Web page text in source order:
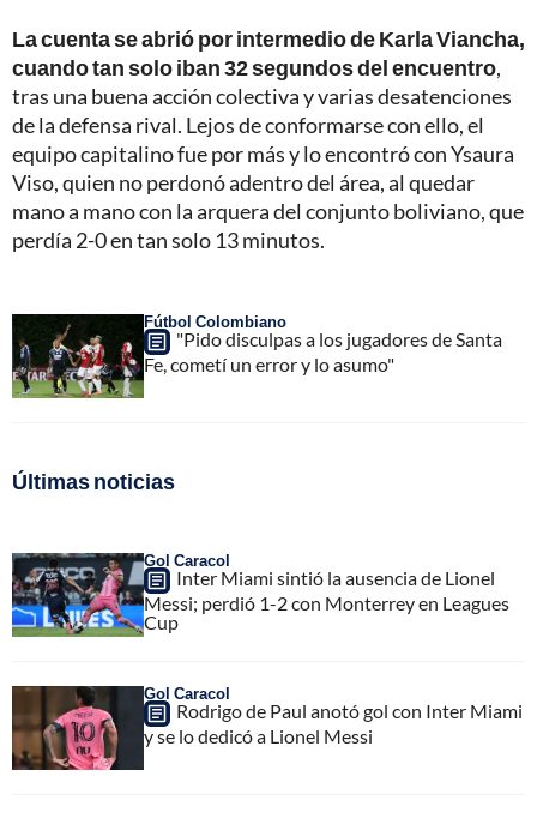
La cuenta se abrió por intermedio de Karla Viancha,
cuando tan solo iban 32 segundos del encuentro,
tras una buena acción colectiva y varias desatenciones
de la defensa rival. Lejos de conformarse con ello, el
equipo capitalino fue por más y lo encontró con Ysaura
Viso, quien no perdonó adentro del área, al quedar
mano a mano con la arquera del conjunto boliviano, que
perdía 2-0 en tan solo 13 minutos.
Fútbol Colombiano
"Pido disculpas a los jugadores de Santa
Fe, cometí un error y lo asumo"
Últimas noticias
Gol Caracol
Inter Miami sintió la ausencia de Lionel
Messi; perdió 1-2 con Monterrey en Leagues
Cup
Gol Caracol
Rodrigo de Paul anotó gol con Inter Miami
y se lo dedicó a Lionel Messi